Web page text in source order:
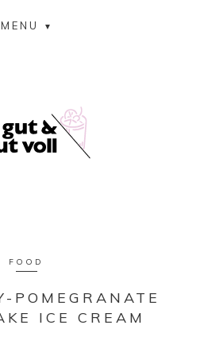
MENU
FOOD
POMEGRANATE
ICE CREAM